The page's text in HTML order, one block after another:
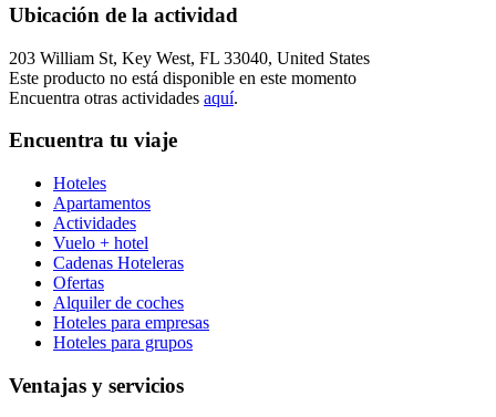
Ubicación de la actividad
203 William St, Key West, FL 33040, United States
Este producto no está disponible en este momento
Encuentra otras actividades aquí.
Encuentra tu viaje
Hoteles
Apartamentos
Actividades
Vuelo + hotel
Cadenas Hoteleras
Ofertas
Alquiler de coches
Hoteles para empresas
Hoteles para grupos
Ventajas y servicios